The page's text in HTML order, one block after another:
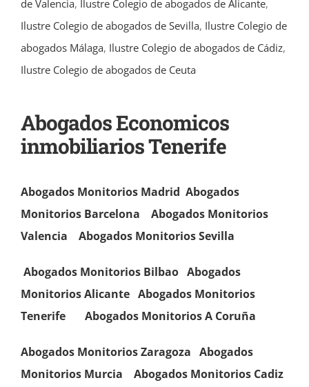
de Valencia, Ilustre Colegio de abogados de Alicante,
Ilustre Colegio de abogados de Sevilla, Ilustre Colegio de
abogados Málaga, Ilustre Colegio de abogados de Cádiz,
Ilustre Colegio de abogados de Ceuta
Abogados Economicos
inmobiliarios Tenerife
Abogados Monitorios Madrid Abogados
Monitorios Barcelona
Abogados Monitorios
Valencia
Abogados MonitoriosSevilla
Abogados Monitorios Bilbao Abogados
Monitorios Alicante Abogados Monitorios
Tenerife
Abogados Monitorios A Coruña
Abogados Monitorios Zaragoza Abogados
MonitoriosMurcia Abogados MonitoriosCadiz